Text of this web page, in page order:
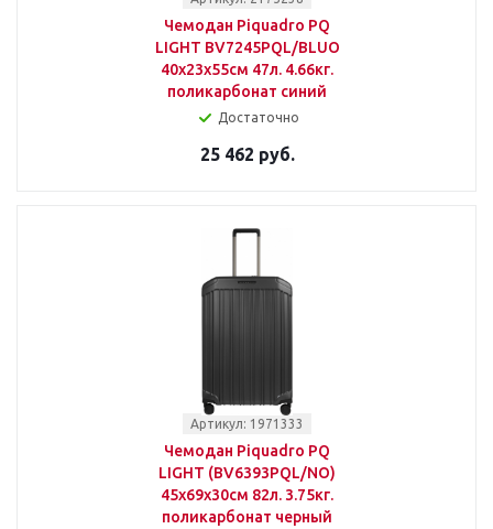
Чемодан Piquadro PQ
LIGHT BV7245PQL/BLUO
40x23x55см 47л. 4.66кг.
поликарбонат синий
Достаточно
25 462 руб.
Артикул: 1971333
Чемодан Piquadro PQ
LIGHT (BV6393PQL/NO)
45x69x30см 82л. 3.75кг.
поликарбонат черный